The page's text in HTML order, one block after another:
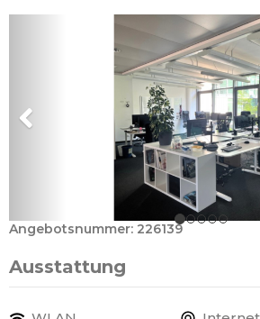
Angebotsnummer: 226139
Ausstattung